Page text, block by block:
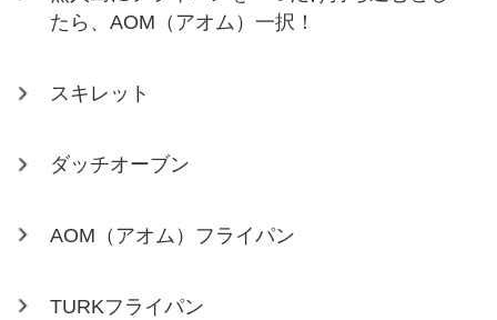
たら、AOM（アオム）一択！
スキレット
ダッチオーブン
AOM（アオム）フライパン
TURKフライパン